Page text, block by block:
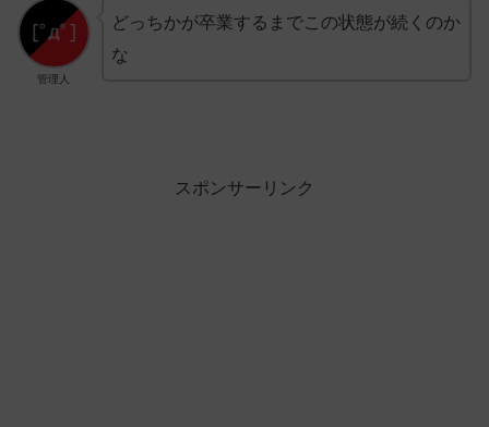
管理人
どっちかが卒業するまでこの状態が続くのか
な
スポンサーリンク